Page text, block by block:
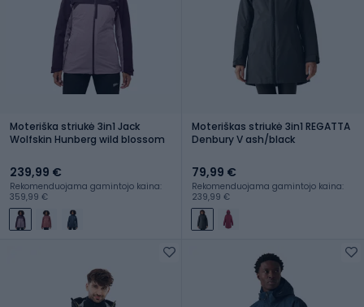
Moteriška striukė 3in1 Jack
Wolfskin Hunberg wild blossom
239,99 €
Rekomenduojama gamintojo kaina:
359,99 €
Moteriškas striukė 3in1 REGATTA
Denbury V ash/black
79,99 €
Rekomenduojama gamintojo kaina:
239,99 €